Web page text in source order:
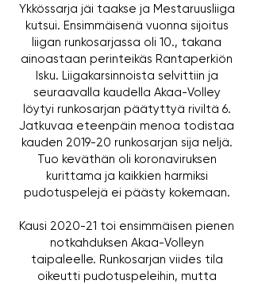
Ykkössarja jäi taakse ja Mestaruusliiga
kutsui. Ensimmäisenä vuonna sijoitus
liigan runkosarjassa oli 10., takana
ainoastaan perinteikäs Rantaperkiön
Isku. Liigakarsinnoista selvittiin ja
seuraavalla kaudella Akaa-Volley
löytyi runkosarjan päätyttyä riviltä 6.
Jatkuvaa eteenpäin menoa todistaa
kauden 2019-20 runkosarjan sija neljä.
Tuo keväthän oli koronaviruksen
kurittama ja kaikkien harmiksi
pudotuspelejä ei päästy kokemaan.
Kausi 2020-21 toi ensimmäisen pienen
notkahduksen Akaa-Volleyn
taipaleelle. Runkosarjan viides tila
oikeutti pudotuspeleihin, mutta